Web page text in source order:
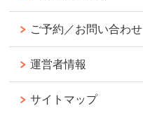
ご予約／お問い合わせ
運営者情報
サイトマップ